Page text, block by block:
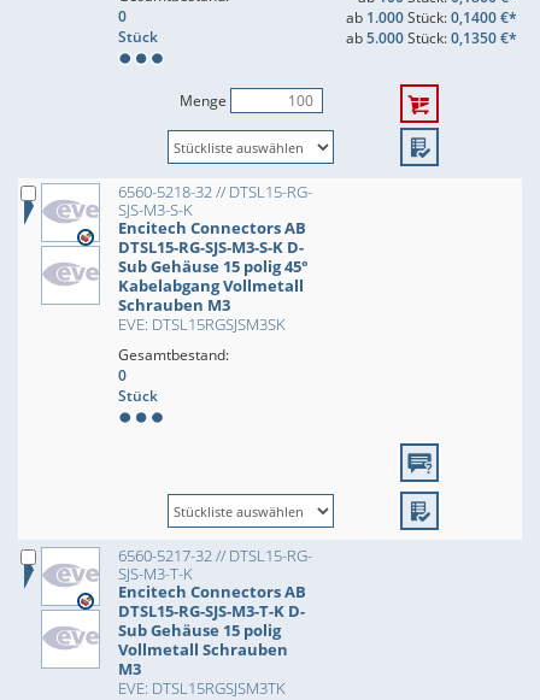
0
Stück
ab 1.000Stück:0,1400 €*
ab5.000Stück:0,1350 €*
Menge
6560-5218-32 // DTSL15-RG-
SJS-M3-S-K
Encitech Connectors AB
DTSL15-RG-SJS-M3-S-K D-
Sub Gehäuse 15 polig 45°
Kabelabgang Vollmetall
Schrauben M3
EVE: DTSL15RGSJSM3SK
Gesamtbestand:
0
Stück
6560-5217-32 // DTSL15-RG-
SJS-M3-T-K
Encitech Connectors AB
DTSL15-RG-SJS-M3-T-K D-
Sub Gehäuse 15 polig
Vollmetall Schrauben
M3
EVE: DTSL15RGSJSM3TK